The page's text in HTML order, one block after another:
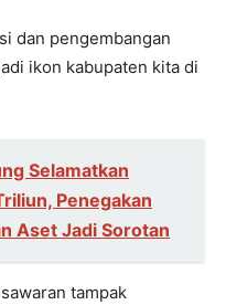
dan pengembangan
ikon kabupaten kita di
Selamatkan
Penegakan
Aset Jadi Sorotan
tampak